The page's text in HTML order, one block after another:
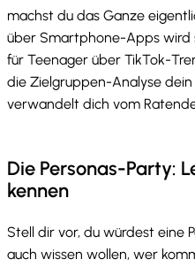
machst du das Ganze
über Smartphone-Apps wird
für Teenager über TikTok-
die Zielgruppen-Analyse
verwandelt dich vom
Die Personas-Party:
kennen
Stell dir vor, du würdest eine
auch wissen wollen, wer